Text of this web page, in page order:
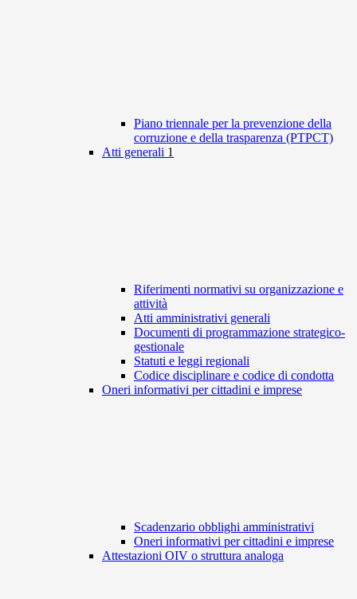
Piano triennale per la prevenzione della
corruzione e della trasparenza (PTPCT)
Atti generali 1
Riferimenti normativi su organizzazione e
attività
Atti amministrativi generali
Documenti di programmazione strategico-
gestionale
Statuti e leggi regionali
Codice disciplinare e codice di condotta
Oneri informativi per cittadini e imprese
Scadenzario obblighi amministrativi
Oneri informativi per cittadini e imprese
Attestazioni OIV o struttura analoga